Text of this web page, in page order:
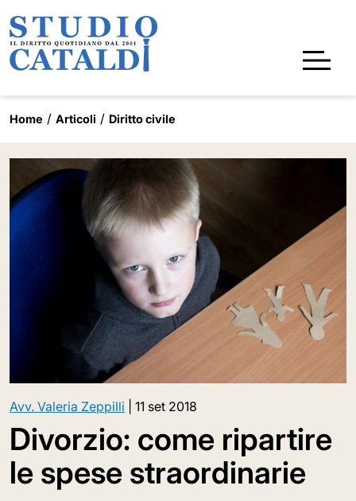
Home Articoli Diritto civile
Avv. Valeria Zeppilli 11 set 2018
Divorzio: come ripartire
le spese straordinarie